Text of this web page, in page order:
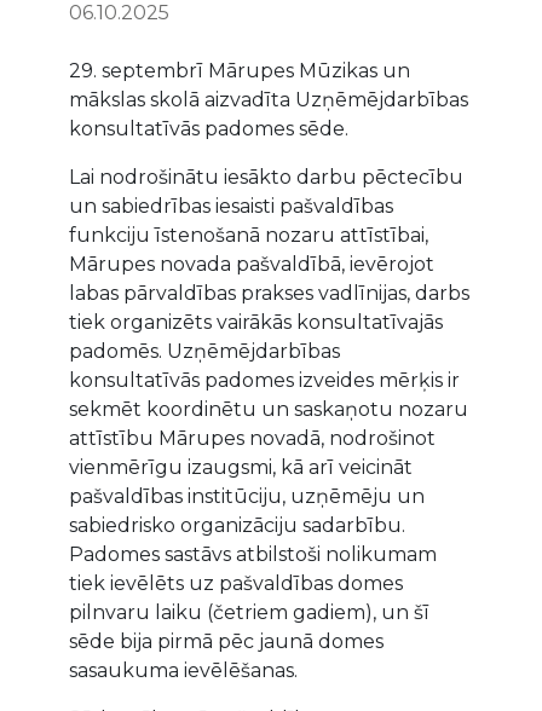
06.10.2025
29. septembrī Mārupes Mūzikas un
mākslas skolā aizvadīta Uzņēmējdarbības
konsultatīvās padomes sēde.
Lai nodrošinātu iesākto darbu pēctecību
un sabiedrības iesaisti pašvaldības
funkciju īstenošanā nozaru attīstībai,
Mārupes novada pašvaldībā, ievērojot
labas pārvaldības prakses vadlīnijas, darbs
tiek organizēts vairākās konsultatīvajās
padomēs. Uzņēmējdarbības
konsultatīvās padomes izveides mērķis ir
sekmēt koordinētu un saskaņotu nozaru
attīstību Mārupes novadā, nodrošinot
vienmērīgu izaugsmi, kā arī veicināt
pašvaldības institūciju, uzņēmēju un
sabiedrisko organizāciju sadarbību.
Padomes sastāvs atbilstoši nolikumam
tiek ievēlēts uz pašvaldības domes
pilnvaru laiku (četriem gadiem), un šī
sēde bija pirmā pēc jaunā domes
sasaukuma ievēlēšanas.